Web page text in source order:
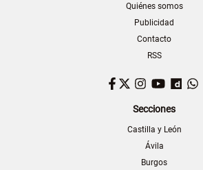
Quiénes somos
Publicidad
Contacto
RSS
Facebook
TwitterInstagram
Secciones
Castilla y León
Ávila
Burgos